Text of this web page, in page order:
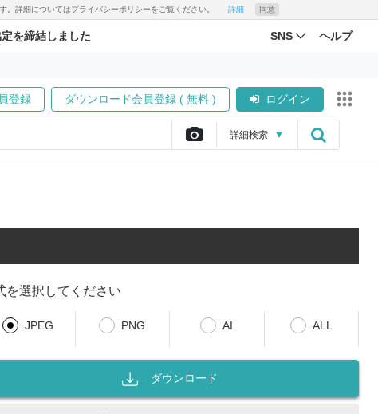
詳細についてはプライバシーポリシーをご覧ください。 詳細 同意
を締結しました SNS ヘルプ
登録 ダウンロード会員登録 ( 無料 ) ログイン
詳細検索 ▼
を選択してください
JPEG PNG AI ALL
ダウンロード